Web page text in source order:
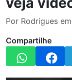
Por Rodrigues
Compartilhe